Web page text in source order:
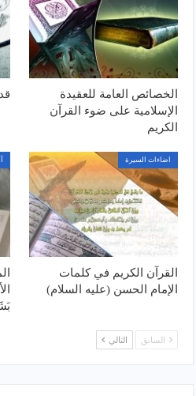
الخصائص العامة للعقيدة
الإسلامية على ضوء القرآن
الكريم
اضاءات السيرة
القرآن الكريم في كلمات
الإمام الحسن (عليه السلام)
السابق التالي